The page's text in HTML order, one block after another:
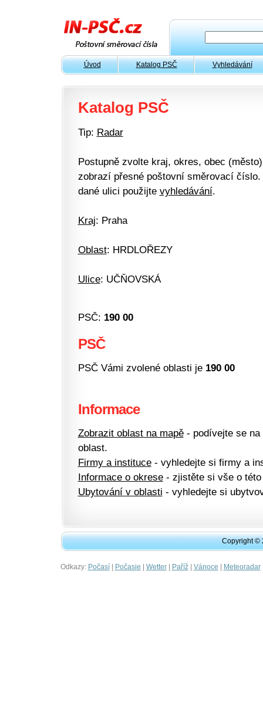
Úvod Katalog PSČ Vyhledávání
Katalog PSČ
Tip: Radar
Postupně zvolte kraj, okres, obec
zobrazí přesné poštovní směrovací
dané ulici použijte vyhledávání.
Kraj: Praha
Oblast: HRDLOŘEZY
Ulice: UČŇOVSKÁ
PSČ: 190 00
PSČ
PSČ Vámi zvolené oblasti je 190 00
Informace
Zobrazit oblast na mapě- podívejte se na
oblast.
Firmy a instituce- vyhledejte si firmy a
Informace o okrese- zjistěte si vše o této
Ubytování v oblasti - vyhledejte si
Copyright ©
Odkazy: Počasí| Počasie | Wetter| Paříž| Vánoce | Meteoradar